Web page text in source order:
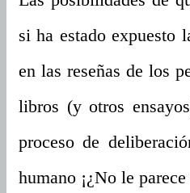
si ha estado expuesto
en las reseñas de los
libros (y otros
proceso de
humano ¡¿No le